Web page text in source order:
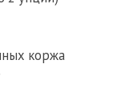
коржа